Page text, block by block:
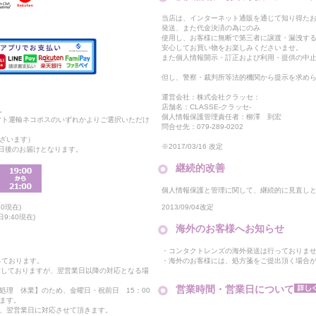
運輸ネコポスのいずれかよりご選択いただけ
います）
のお届けとなります。
現在)
9:40現在)
おります。
ておりますが、翌営業日以降の対応となる場
処理 休業】のため、金曜日・祝前日 15：00
す。
翌営業日に対応させて頂きます。
当店は、インターネット通販を通じて知り得た
発送、また代金決済の為にのみ
使用し、お客様に無断で第三者に譲渡・漏洩す
安心してお買い物をお楽しみくださいませ。
また個人情報開示・訂正および利用・提供の中
但し、警察・裁判所等法的機関から提示を求め
運営会社：株式会社クラッセ：
店舗名：CLASSE-クラッセ-
個人情報保護管理責任者：柳澤 到宏
問合せ先：079-289-0202
※2017/03/16 改定
継続的改善
個人情報保護と管理に関して、継続的に見直し
2013/09/04改定
海外のお客様へお知らせ
・コンタクトレンズの海外発送は行っておりま
・海外のお客様には、処方箋をご提出頂く場合
営業時間・営業日について